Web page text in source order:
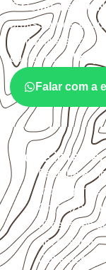
OCompensado
profissionais,
compatíveis com
conforme
Falar com a
O que
Escolha a
montagem
Organize o
dimensões
necessário.
Considere